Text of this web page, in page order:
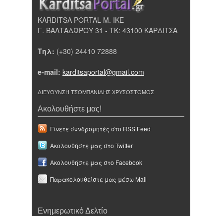
KARDITSA PORTAL Μ. ΙΚΕ
Γ. ΒΑΛΤΑΔΩΡΟΥ 31 - ΤΚ: 43100 ΚΑΡΔΙΤΣΑ
Τηλ: (+30) 24410 72888
e-mail: karditsaportal@gmail.com
ΔΙΕΥΘΥΝΣΗ ΤΣΟΜΠΑΝΙΔΗΣ ΧΡΥΣΟΣΤΟΜΟΣ
Ακολουθήστε μας!
Γίνετε συνδρομητές στο RSS Feed
Ακολουθήστε μας στο Twitter
Ακολουθήστε μας στο Facebook
Παρακολουθείστε μας μέσω Mail
Ενημερωτικό Δελτίο